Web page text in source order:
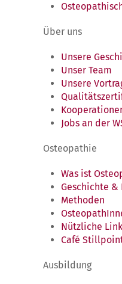
Über uns
Unsere
Unser Team
Unsere
Jobs an der
Osteopathie
Was ist
Geschichte &
Methoden
Nützliche
Café
Ausbildung